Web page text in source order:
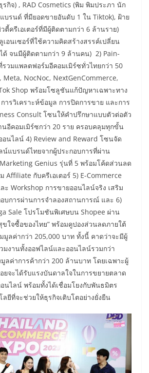
รกิจ) , RAD Cosmetics (พิม พิมประภา นัก
บรนด์ ที่มียอดขายอันดับ 1 ใน Tiktok), ฝ้าย
ตี้ครีเอเตอร์ที่มีผู้ติดตามกว่า 6 ล้านราย)
อนเซอร์ที่ใช้ความคิดสร้างสรรค์เปลี่ยน
ด้ จนมีผู้ติดตามกว่า 9 ล้านคน) 2) Pain-
วมแพลตฟอร์มอีคอมเมิร์ซทั่วไทยกว่า 50
Meta, NocNoc, NextGenCommerce,
Shop พร้อมโซลูชันแก้ปัญหาเฉพาะทาง
ารวิเคราะห์ข้อมูล การปิดการขาย และการ
Consult โซนให้คำปรึกษาแบบตัวต่อตัว
อีคอมเมิร์ซกว่า 20 ราย ครอบคลุมทุกขั้น
นไลน์ 4) Review and Reward โซนจัด
แบรนด์ไทยจากผู้ประกอบการที่ผ่าน
Genius รุ่นที่ 5 พร้อมโค้ดส่วนลด
Affiliate กับครีเอเตอร์ 5) E-Commerce
ะ Workshop การขายออนไลน์จริง เสริม
บการผ่านการจำลองสถานการณ์ และ 6)
Sale โปรโมชันพิเศษบน Shopee ผ่าน
ขใจซื้อของไทย” พร้อมคูปองส่วนลดภายใต้
มมูลค่ากว่า 205,000 บาท ทั้งนี้ คาดว่าจะมีผู้
มงานทั้งออฟไลน์และออนไลน์รวมกว่า
มูลค่าการค้ากว่า 200 ล้านบาท โดยเฉพาะผู้
ยจะได้รับแรงบันดาลใจในการขยายตลาด
นไลน์ พร้อมทั้งได้เชื่อมโยงกับพันธมิตร
ยีที่จะช่วยให้ธุรกิจเติบโตอย่างยั่งยืน